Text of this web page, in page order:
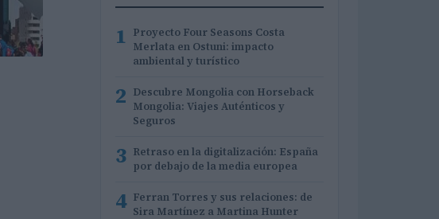
1 Proyecto Four Seasons Costa
Merlata en Ostuni: impacto
ambiental y turístico
2 Descubre Mongolia con Horseback
Mongolia: Viajes Auténticos y
Seguros
3 Retraso en la digitalización: España
por debajo de la media europea
4 Ferran Torres y sus relaciones: de
Sira Martínez a Martina Hunter